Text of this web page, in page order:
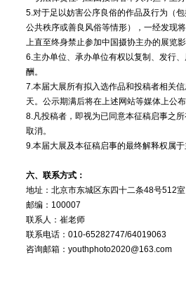
5.对于足以妨害公序良俗的作品及行为（
公共秩序或善良风俗等情形），一经发现
上直至终身禁止参加中国摄协主办的展览影
6.主办单位、承办单位有权以复制、发行
酬。
7.本届大展所有拟入选作品和投稿者相关
天。公示期满后将在上述网站等媒体上公布
8.凡投稿者，即视为已同意本征稿启事之
取消。
9.本届大展及本征稿启事的最终解释权属于
六、联系方式：
地址：北京市东城区东四十二条48号512室
邮编：100007
联系人：崔老师
联系电话：010-65282747/64019063
咨询邮箱：youthphoto2020@163.com